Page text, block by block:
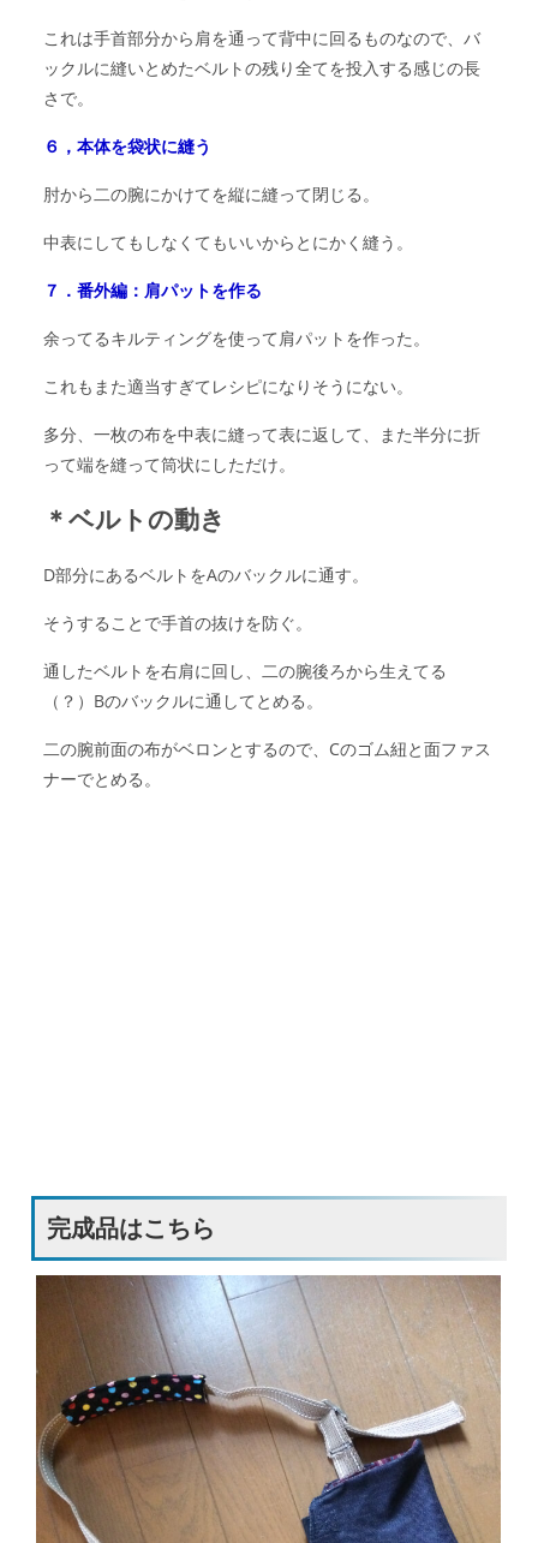
これは手首部分から肩を通って背中に回るものなので、バ
ックルに縫いとめたベルトの残り全てを投入する感じの長
さで。
６，本体を袋状に縫う
肘から二の腕にかけてを縦に縫って閉じる。
中表にしてもしなくてもいいからとにかく縫う。
７．番外編：肩パットを作る
余ってるキルティングを使って肩パットを作った。
これもまた適当すぎてレシピになりそうにない。
多分、一枚の布を中表に縫って表に返して、また半分に折
って端を縫って筒状にしただけ。
＊ベルトの動き
D部分にあるベルトをAのバックルに通す。
そうすることで手首の抜けを防ぐ。
通したベルトを右肩に回し、二の腕後ろから生えてる
（？）Bのバックルに通してとめる。
二の腕前面の布がベロンとするので、Cのゴム紐と面ファス
ナーでとめる。
完成品はこちら